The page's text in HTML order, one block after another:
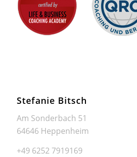
Stefanie Bitsch
Am Sonderbach 51
64646 Heppenheim
+49 6252 7919169